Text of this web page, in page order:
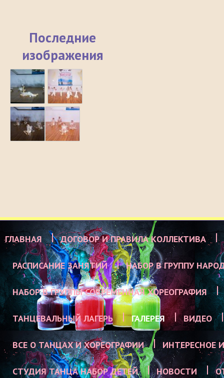
Последние
изображения
ГЛАВНАЯ ДОГОВОР И ПРАВИЛА КОЛЛЕКТИВА
РАСПИСАНИЕ ЗАНЯТИЙ НАБОР В ГРУППУ
НАБОР В ГРУППЫ СОВРЕМЕННАЯ ХОРЕОГРАФИЯ
ТАНЦЕВАЛЬНЫЙ ЛАГЕРЬ ГАЛЕРЕЯ ВИДЕО
ВСЕ О ТАНЦАХ И ХОРЕОГРАФИИ ИНТЕРЕСНОЕ
СТУДИЯ ТАНЦА НАБОР ДЕТЕЙ НОВОСТИ